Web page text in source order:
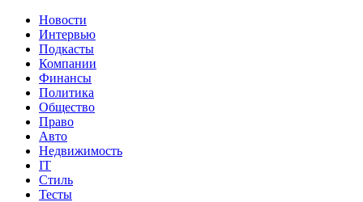
Новости
Интервью
Подкасты
Компании
Финансы
Политика
Общество
Право
Авто
Недвижимость
IT
Стиль
Тесты